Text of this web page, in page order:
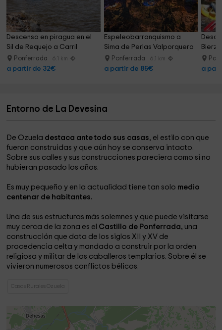
Descenso en piragua en el
Sil de Requejo a Carril
Ponferrada 6.1 km
a partir de 32€
Espeleobarranquismo a
Sima de Perlas Valporquero
Ponferrada 6.1 km
a partir de 85€ a
Entorno de La Devesina
De Ozuela destaca ante todo sus casas, el estilo con que
fueron construidas y que aún hoy se conserva intacto.
Sobre sus calles y sus construcciones pareciera como si no
hubieran pasado los años.
Es muy pequeño y en la actualidad tiene tan solo medio
centenar de habitantes.
Una de sus estructuras más solemnes y que puede visitarse
muy cerca de la zona es el Castillo de Ponferrada, una
construcción que data de los siglos XII y XV de
procedencia celta y mandado a construir por la orden
religiosa y militar de los caballeros templarios. Sobre él se
vivieron numerosos conflictos bélicos.
Casas Rurales Ozuela